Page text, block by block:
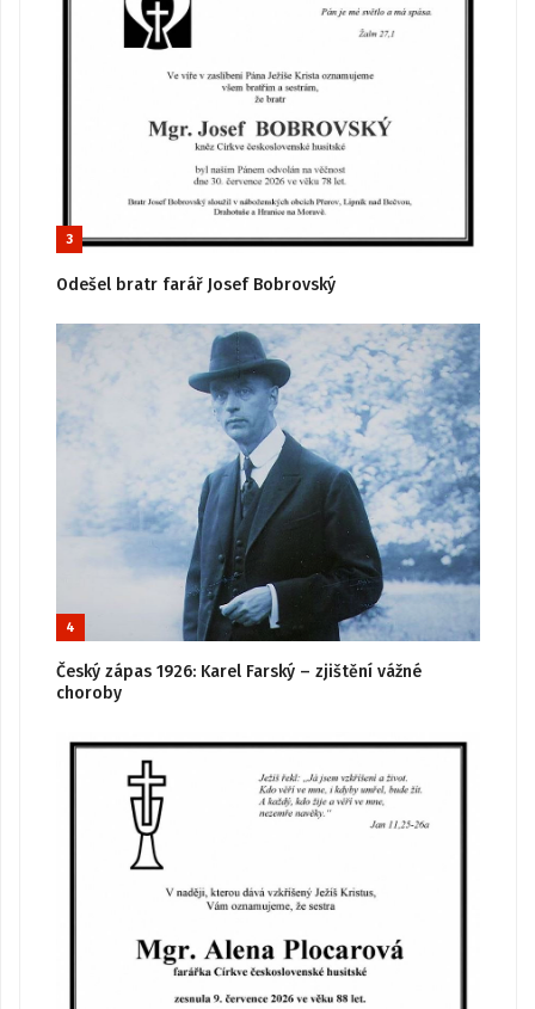
3
Odešel bratr farář Josef Bobrovský
4
Český zápas 1926: Karel Farský – zjištění vážné
choroby